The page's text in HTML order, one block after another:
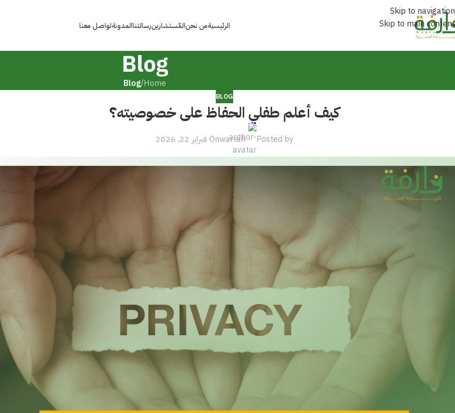
Skip to navigation
Skip to main content
الرئيسيةمن نحنالمٌستشارينرسالتناالمدونةتواصل معنا
Blog
Home
/
Blog
BLOG
كيف أعلم طفلي الحفاظ على خصوصيته؟
Posted by
warfahOn فبراير 22, 2026